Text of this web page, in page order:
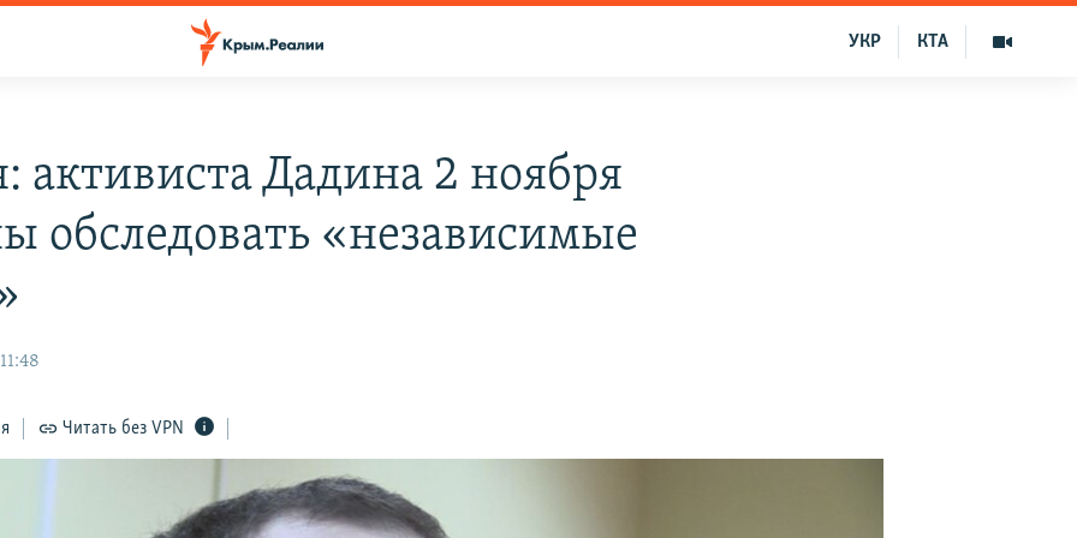
КТА
УКР
активиста Дадина 2 ноября
обследовать «независимые
Читать без VPN